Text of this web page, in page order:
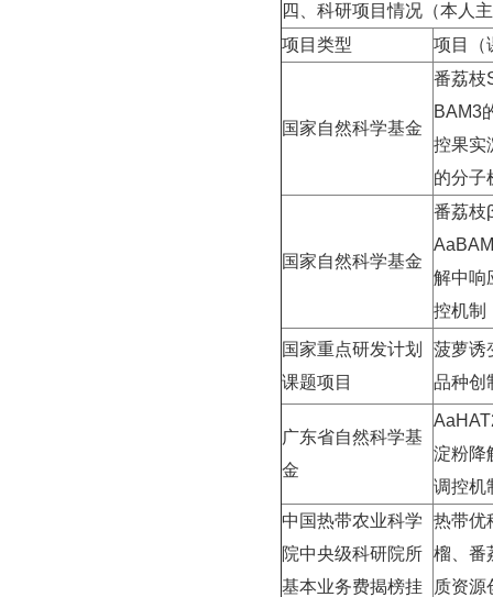
四、科研项目情况（本人
项目类型
项目（
国家自然科学基金
番荔枝
BAM3
控果实
的分子
国家自然科学基金
番荔枝
解中响
控机制
国家重点研发计划
课题项目
菠萝诱
品种创
广东省自然科学基
金
淀粉降
调控机
中国热带农业科学
院中央级科研院所
基本业务费揭榜挂
热带优
榴、番
质资源